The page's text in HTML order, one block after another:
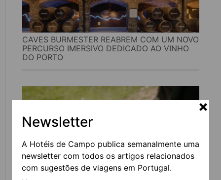
Newsletter
A Hotéis de Campo publica semanalmente uma
newsletter com todos os artigos relacionados
com sugestões de viagens em Portugal.
CAVES BURMESTER REABREM COM UM NOVO
PERCURSO IMERSIVO DEDICADO AO VINHO
DO PORTO